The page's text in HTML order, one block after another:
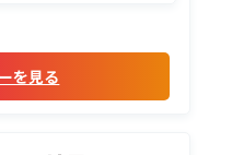
が不安定な環境で
定して遠隔操作がで
ーター目線で...
を見る